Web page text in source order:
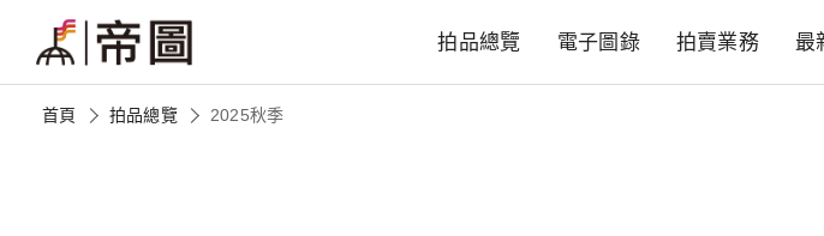
拍品總覽 電子圖錄 拍賣業務 最
首頁 拍品總覽 2025秋季